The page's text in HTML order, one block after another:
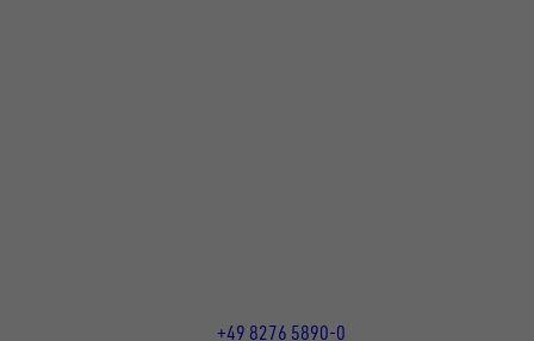
+49 8276 5890-0